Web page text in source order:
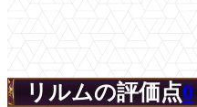
リルムの評価点0